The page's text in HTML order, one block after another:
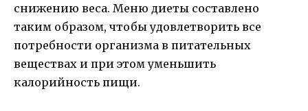
снижению веса. Меню диеты составлено
таким образом, чтобы удовлетворить все
потребности организма в питательных
веществах и при этом уменьшить
калорийность пищи.